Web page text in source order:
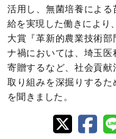
活用し、無菌培養によ
給を実現した働きにより
大賞『革新的農業技術
ナ禍においては、埼玉
寄贈するなど、社会貢
取り組みを深掘りする
を聞きました。